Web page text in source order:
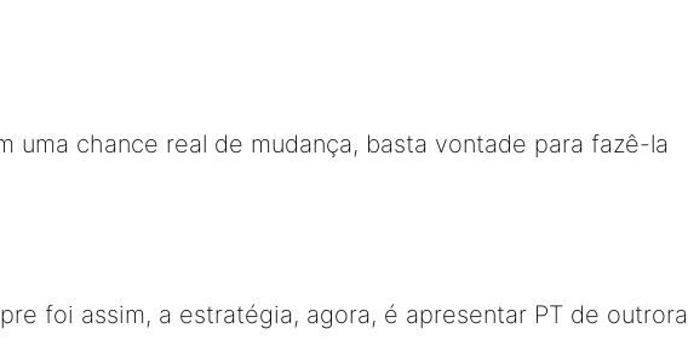
uma chance real de mudança, basta vontade para fazê-la
foi assim, a estratégia, agora, é apresentar PT de outrora